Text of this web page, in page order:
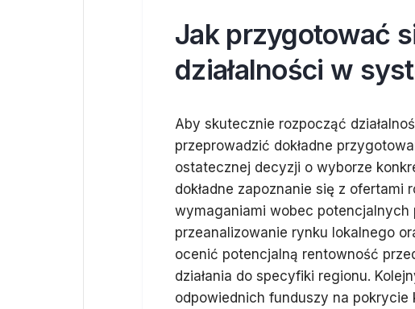
Jak przygotować
działalności w
Aby skutecznie rozpocząć
przeprowadzić dokładne
ostatecznej decyzji o wyborze
dokładne zapoznanie się z
wymaganiami wobec potencjalnych
przeanalizowanie rynku lokalnego
ocenić potencjalną rentowność
działania do specyfiki regionu.
odpowiednich funduszy na